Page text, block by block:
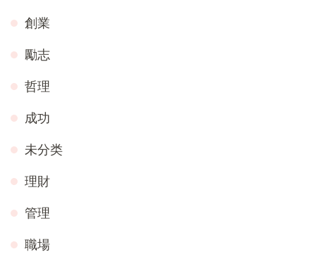
創業
勵志
哲理
成功
未分类
理財
管理
職場